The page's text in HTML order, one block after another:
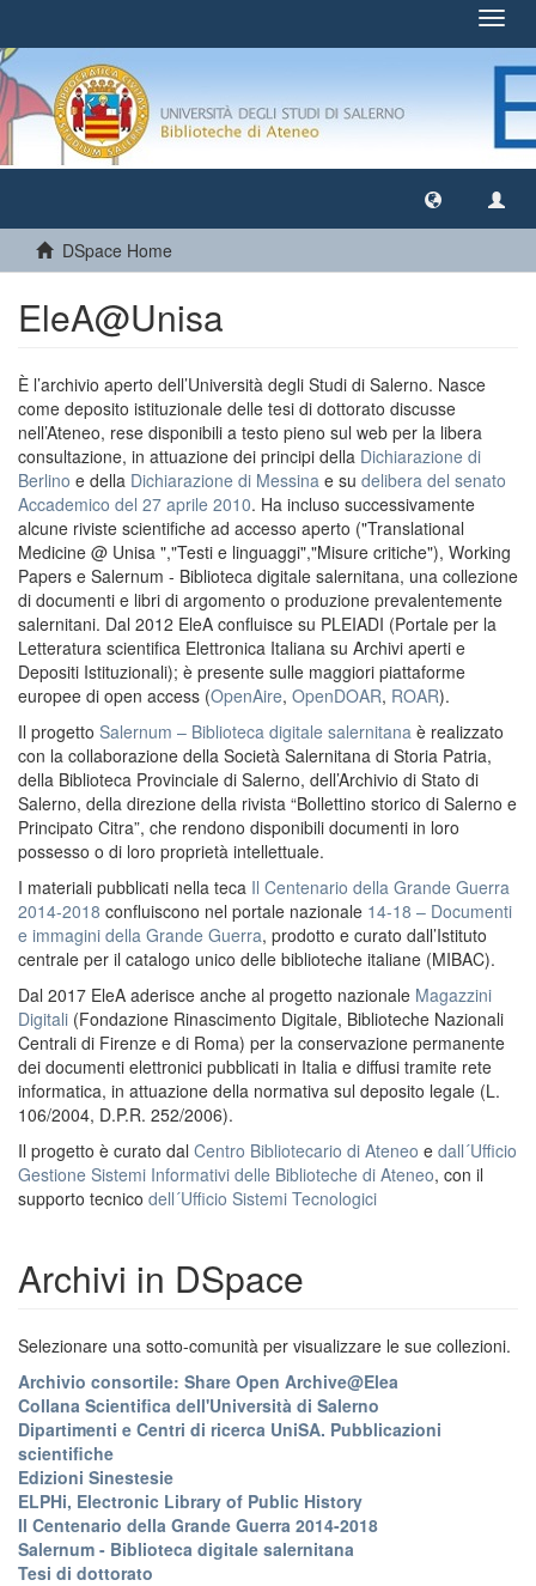
DSpace Home
EleA@Unisa
È l’archivio aperto dell’Università degli Studi di Salerno. Nasce
come deposito istituzionale delle tesi di dottorato discusse
nell’Ateneo, rese disponibili a testo pieno sul web per la libera
consultazione, in attuazione dei principi della Dichiarazione di
Berlino e della Dichiarazione di Messina e su delibera del senato
Accademico del 27 aprile 2010. Ha incluso successivamente
alcune riviste scientifiche ad accesso aperto ("Translational
Medicine @ Unisa ","Testi e linguaggi","Misure critiche"), Working
Papers e Salernum - Biblioteca digitale salernitana, una collezione
di documenti e libri di argomento o produzione prevalentemente
salernitani. Dal 2012 EleA confluisce su PLEIADI (Portale per la
Letteratura scientifica Elettronica Italiana su Archivi aperti e
Depositi Istituzionali); è presente sulle maggiori piattaforme
europee di open access (OpenAire, OpenDOAR, ROAR).
Il progetto Salernum – Biblioteca digitale salernitana è realizzato
con la collaborazione della Società Salernitana di Storia Patria,
della Biblioteca Provinciale di Salerno, dell’Archivio di Stato di
Salerno, della direzione della rivista “Bollettino storico di Salerno e
Principato Citra”, che rendono disponibili documenti in loro
possesso o di loro proprietà intellettuale.
I materiali pubblicati nella teca Il Centenario della Grande Guerra
2014-2018 confluiscono nel portale nazionale 14-18 – Documenti
e immagini della Grande Guerra, prodotto e curato dall’Istituto
centrale per il catalogo unico delle biblioteche italiane (MIBAC).
Dal 2017 EleA aderisce anche al progetto nazionale Magazzini
Digitali (Fondazione Rinascimento Digitale, Biblioteche Nazionali
Centrali di Firenze e di Roma) per la conservazione permanente
dei documenti elettronici pubblicati in Italia e diffusi tramite rete
informatica, in attuazione della normativa sul deposito legale (L.
106/2004, D.P.R. 252/2006).
Il progetto è curato dal Centro Bibliotecario di Ateneo e dall´Ufficio
Gestione Sistemi Informativi delle Biblioteche di Ateneo, con il
supporto tecnico dell´Ufficio Sistemi Tecnologici
Archivi in DSpace
Selezionare una sotto-comunità per visualizzare le sue collezioni.
Archivio consortile: Share Open Archive@Elea
Collana Scientifica dell'Università di Salerno
Dipartimenti e Centri di ricerca UniSA. Pubblicazioni
scientifiche
Edizioni Sinestesie
ELPHi, Electronic Library of Public History
Il Centenario della Grande Guerra 2014-2018
Salernum - Biblioteca digitale salernitana
Tesi di dottorato